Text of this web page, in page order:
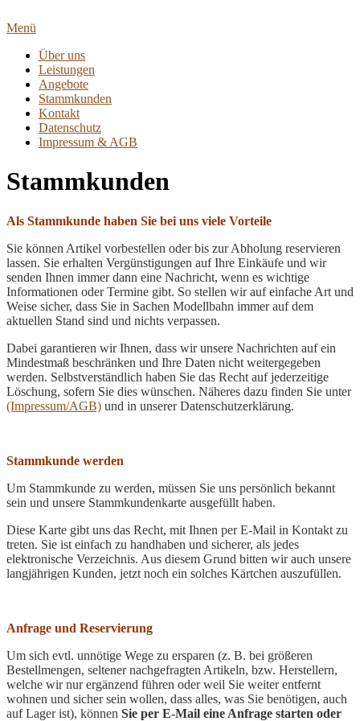
Inhalt
Menü
Über uns
Leistungen
Angebote
Stammkunden
Kontakt
Datenschutz
Impressum & AGB
Stammkunden
Als Stammkunde haben Sie bei uns viele Vorteile
Sie können Artikel vorbestellen oder bis zur Abholung reservieren
lassen. Sie erhalten Vergünstigungen auf Ihre Einkäufe und wir
senden Ihnen immer dann eine Nachricht, wenn es wichtige
Informationen oder Termine gibt. So stellen wir auf einfache Art und
Weise sicher, dass Sie in Sachen Modellbahn immer auf dem
aktuellen Stand sind und nichts verpassen.
Dabei garantieren wir Ihnen, dass wir unsere Nachrichten auf ein
Mindestmaß beschränken und Ihre Daten nicht weitergegeben
werden. Selbstverständlich haben Sie das Recht auf jederzeitige
Löschung, sofern Sie dies wünschen. Näheres dazu finden Sie unter
(Impressum/AGB) und in unserer Datenschutzerklärung.
Stammkunde werden
Um Stammkunde zu werden, müssen Sie uns persönlich bekannt
sein und unsere Stammkundenkarte ausgefüllt haben.
Diese Karte gibt uns das Recht, mit Ihnen per E-Mail in Kontakt zu
treten. Sie ist einfach zu handhaben und sicherer, als jedes
elektronische Verzeichnis. Aus diesem Grund bitten wir auch unsere
langjährigen Kunden, jetzt noch ein solches Kärtchen auszufüllen.
Anfrage und Reservierung
Um sich evtl. unnötige Wege zu ersparen (z. B. bei größeren
Bestellmengen, seltener nachgefragten Artikeln, bzw. Herstellern,
welche wir nur ergänzend führen oder weil Sie weiter entfernt
wohnen und sicher sein wollen, dass alles, was Sie benötigen, auch
auf Lager ist), können Sie per E-Mail eine Anfrage starten oder